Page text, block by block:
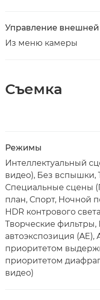
Управление
Из меню камеры
Съемка
Режимы
Интеллектуальный
видео), Без вспышки,
Специальные сцены
план, Спорт, Ночной
HDR контрового
Творческие
автоэкспозиция (AE),
приоритетом
приоритетом
видео)